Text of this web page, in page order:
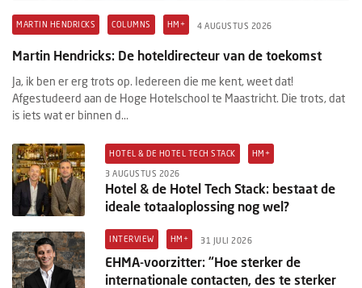
MARTIN HENDRICKS COLUMNS HM+ 4 AUGUSTUS 2026
Martin Hendricks: De hoteldirecteur van de toekomst
Ja, ik ben er erg trots op. Iedereen die me kent, weet dat!
Afgestudeerd aan de Hoge Hotelschool te Maastricht. Die trots, dat
is iets wat er binnen d...
HOTEL & DE HOTEL TECH STACK HM+
3 AUGUSTUS 2026
Hotel & de Hotel Tech Stack: bestaat de
ideale totaaloplossing nog wel?
INTERVIEW HM+ 31 JULI 2026
EHMA-voorzitter: “Hoe sterker de
internationale contacten, des te sterker